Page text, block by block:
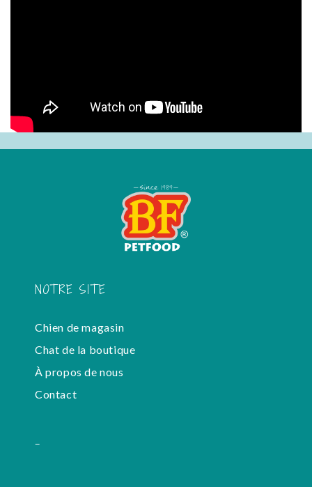
NOTRE SITE
Chien de magasin
Chat de la boutique
À propos de nous
Contact
-